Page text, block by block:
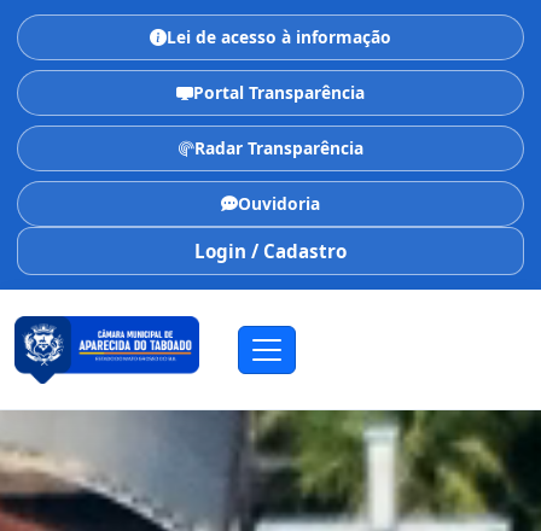
Lei de acesso à informação
Portal Transparência
Radar Transparência
Ouvidoria
Login / Cadastro
CÂMARA MUNICIPAL
Aparecida do Taboado